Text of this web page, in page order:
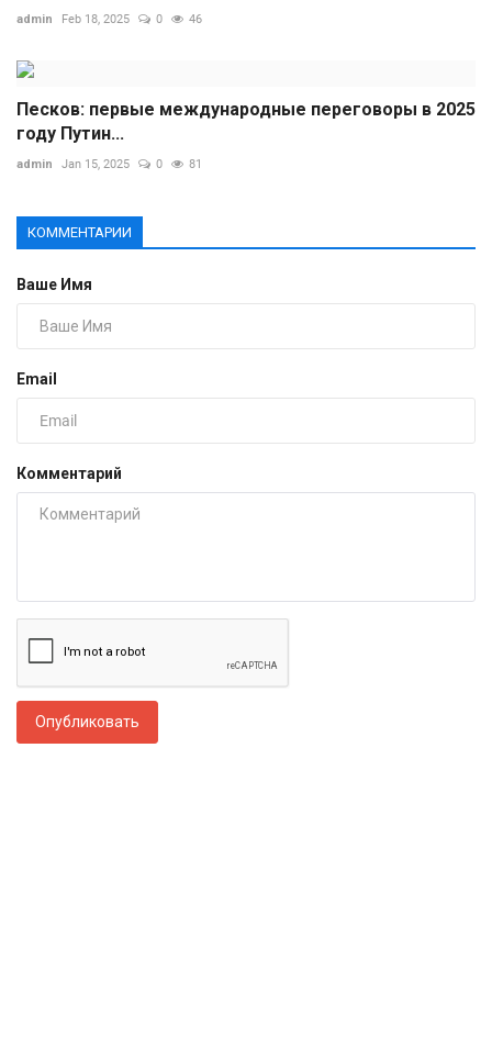
admin Feb 18, 2025 0 46
Песков: первые международные переговоры в 2025
году Путин...
admin Jan 15, 2025 0 81
КОММЕНТАРИИ
Ваше Имя
Email
Комментарий
Опубликовать